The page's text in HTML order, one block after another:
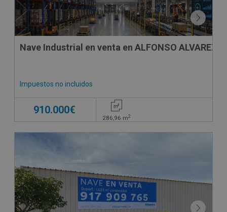
Nave Industrial en venta en ALFONSO ALVAREZ
Impuestos no incluidos
910.000€
286,96 m2